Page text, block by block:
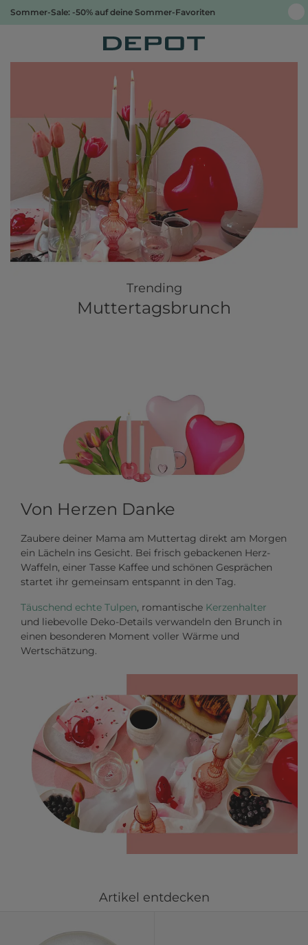
Sommer-Sale: -50% auf deine Sommer-Favoriten
Muttertagsbrunch
Trending
Von Herzen Danke
Zaubere deiner Mama am Muttertag direkt am Morgen
ein Lächeln ins Gesicht. Bei frisch gebackenen Herz-
Waffeln, einer Tasse Kaffee und schönen Gesprächen
startet ihr gemeinsam entspannt in den Tag.
Täuschend echte Tulpen, romantische Kerzenhalter
und liebevolle Deko-Details verwandeln den Brunch in
einen besonderen Moment voller Wärme und
Wertschätzung.
Artikel entdecken